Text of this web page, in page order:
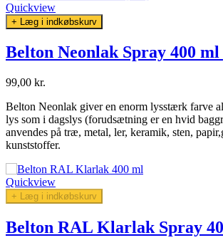
Quickview
+ Læg i indkøbskurv
Belton Neonlak Spray 400
99,00 kr.
Belton Neonlak giver en enorm lysstærk farve
lys som i dagslys (forudsætning er en hvid
anvendes på træ, metal, ler, keramik, sten,
kunststoffer.
Quickview
+ Læg i indkøbskurv
Belton RAL Klarlak Spray